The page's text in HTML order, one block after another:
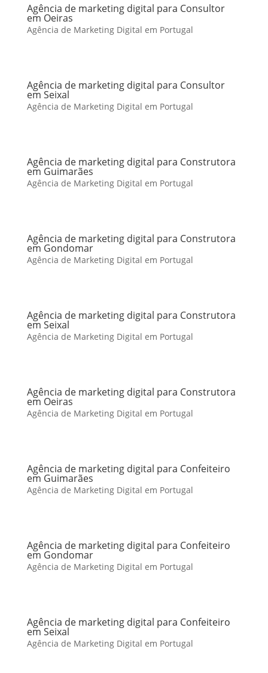
Agência de marketing digital para Consultor
em Oeiras
Agência de Marketing Digital em Portugal
Agência de marketing digital para Consultor
em Seixal
Agência de Marketing Digital em Portugal
Agência de marketing digital para Construtora
em Guimarães
Agência de Marketing Digital em Portugal
Agência de marketing digital para Construtora
em Gondomar
Agência de Marketing Digital em Portugal
Agência de marketing digital para Construtora
em Seixal
Agência de Marketing Digital em Portugal
Agência de marketing digital para Construtora
em Oeiras
Agência de Marketing Digital em Portugal
Agência de marketing digital para Confeiteiro
em Guimarães
Agência de Marketing Digital em Portugal
Agência de marketing digital para Confeiteiro
em Gondomar
Agência de Marketing Digital em Portugal
Agência de marketing digital para Confeiteiro
em Seixal
Agência de Marketing Digital em Portugal